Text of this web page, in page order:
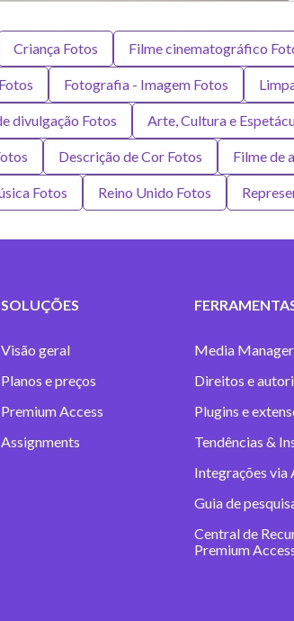
Criança Fotos Filme cinematográfico
Fotografia - Imagem Fotos
divulgação Fotos Arte, Cultura e
Descrição de Cor Fotos Filme de
Fotos Reino Unido Fotos
SOLUÇÕES
Visão geral
Planos e preços
Premium Access
Assignments
Media Manager
Direitos e
Plugins e
Tendências &
Integrações via
Guia de
Central de
Premium